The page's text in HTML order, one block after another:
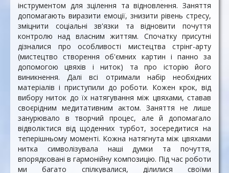
інструментом для зцілення та відновлення. Заняття
допомагають виразити емоції, знизити рівень стресу,
зміцнити соціальні зв'язки та відновити почуття
контролю над власним життям. Спочатку присутні
дізналися про особливості мистецтва стрінг-арту
(мистецтво створення об'ємних картин і панно за
допомогою цвяхів і ниток) та про історію його
виникнення. Далі всі отримали набір необхідних
матеріалів і приступили до роботи. Кожен крок, від
вибору ниток до їх натягування між цвяхами, ставав
своєрідним медитативним актом. Заняття не лише
занурювало в творчий процес, але й допомагало
відволіктися від щоденних турбот, зосередитися на
теперішньому моменті. Кожна натягнута між цвяхами
нитка символізувала наші думки та почуття,
впорядковані в гармонійну композицію. Під час роботи
ми багато спілкувалися, ділилися своїми